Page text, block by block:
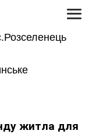
Для
житла для